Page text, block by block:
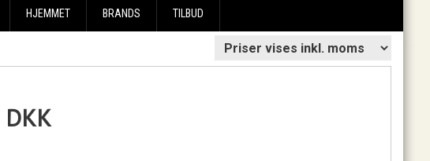
HJEMMET BRANDS TILBUD
DKK